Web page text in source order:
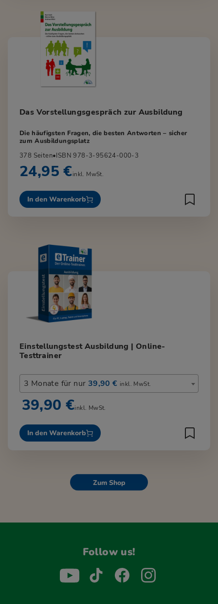
Das Vorstellungsgespräch zur Ausbildung
Die häufigsten Fragen, die besten Antworten – sicher
zum Ausbildungsplatz
378 Seiten•ISBN 978-3-95624-000-3
24,95 €inkl. MwSt.
In den Warenkorb
Einstellungstest Ausbildung | Online-
Testtrainer
3 Monate für nur 39,90 € inkl. MwSt.
39,90 €inkl. MwSt.
In den Warenkorb
Zum Shop
Follow us!